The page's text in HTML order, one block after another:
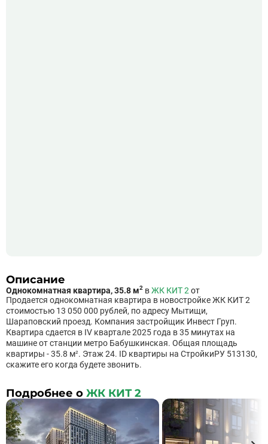
Описание
Однокомнатная квартира, 35.8 м2 вЖК КИТ 2 от
Продается однокомнатная квартира в новостройке ЖК КИТ 2
стоимостью 13 050 000 рублей, по адресу Мытищи,
Шараповский проезд. Компания застройщик Инвест Груп.
Квартира сдается в IV квартале 2025 года в 35 минутах на
машине от станции метро Бабушкинская. Общая площадь
квартиры - 35.8 м². Этаж 24. ID квартиры на СтройкиРУ 513130,
скажите его когда будете звонить.
Подробнее о ЖК КИТ 2